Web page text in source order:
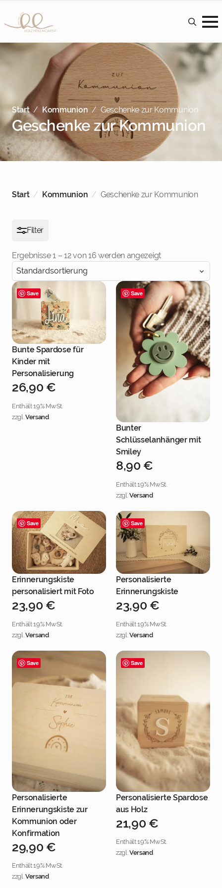
for:
Start Kommunion Geschenke zur Kommunion
Geschenke zur Kommunion
Start Kommunion Geschenke zur Kommunion
Filter
Ergebnisse 1 – 12 von 16 werden angezeigt
Save
Bunte Spardose für
Kinder mit
Personalisierung
Jetzt personalisieren
26,90 €
Enthält 19% MwSt.
zzgl.Versand
Save
Bunter
Schlüsselanhänger mit
Smiley
Jetzt personalisieren
8,90 €
Enthält 19% MwSt.
zzgl.Versand
Save
Erinnerungskiste
personalisiert mit Foto
Jetzt personalisieren
23,90 €
Enthält 19% MwSt.
zzgl.Versand
Save
Personalisierte
Erinnerungskiste
Jetzt personalisieren
23,90 €
Enthält 19% MwSt.
zzgl.Versand
Save
Personalisierte
Erinnerungskiste zur
Kommunion oder
Konfirmation
Jetzt personalisieren
29,90 €
Enthält 19% MwSt.
zzgl.Versand
Save
Personalisierte Spardose
aus Holz
Jetzt personalisieren
21,90 €
Enthält 19% MwSt.
zzgl.Versand